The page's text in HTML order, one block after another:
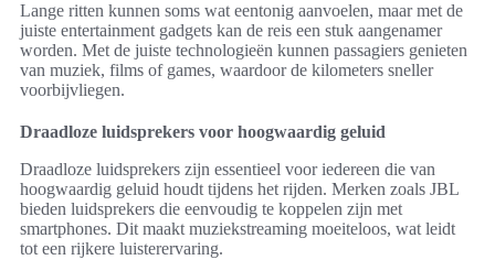
Lange ritten kunnen soms wat eentonig aanvoelen, maar met de
juiste entertainment gadgets kan de reis een stuk aangenamer
worden. Met de juiste technologieën kunnen passagiers genieten
van muziek, films of games, waardoor de kilometers sneller
voorbijvliegen.
Draadloze luidsprekers voor hoogwaardig geluid
Draadloze luidsprekers zijn essentieel voor iedereen die van
hoogwaardig geluid houdt tijdens het rijden. Merken zoals JBL
bieden luidsprekers die eenvoudig te koppelen zijn met
smartphones. Dit maakt muziekstreaming moeiteloos, wat leidt
tot een rijkere luisterervaring.